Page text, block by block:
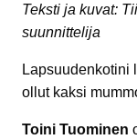
Teksti ja kuvat:
suunnittelija
Lapsuudenkotini
ollut kaksi
Toini Tuominen